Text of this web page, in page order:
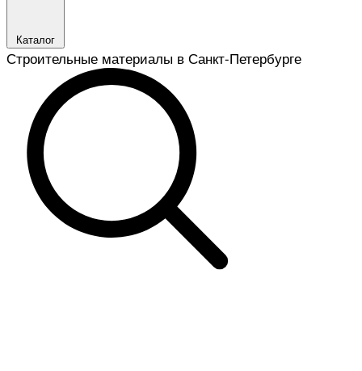
Каталог
Строительные материалы в Санкт-Петербурге